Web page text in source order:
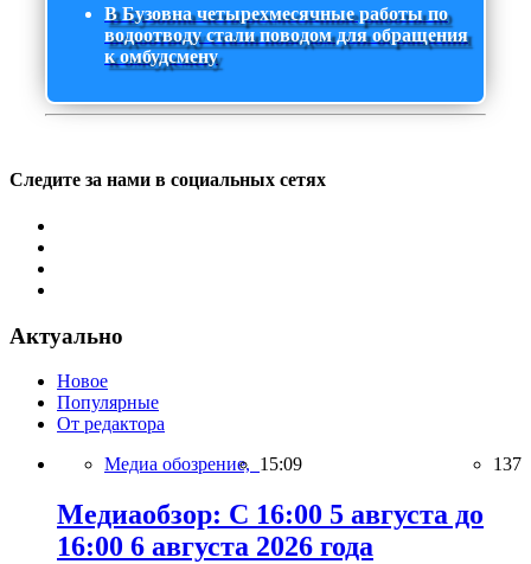
В Бузовна четырехмесячные работы по
водоотводу стали поводом для обращения
к омбудсмену
Следите за нами в социальных сетях
Актуально
Новое
Популярные
От редактора
Медиа обозрение, 15:09 137
Медиаобзор: С 16:00 5 августа до
16:00 6 августа 2026 года